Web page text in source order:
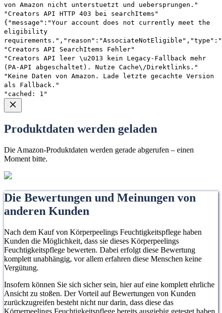
von Amazon nicht unterstuetzt und uebersprungen."
"Creators API HTTP 403 bei searchItems"
{"message":"Your account does not currently meet the
eligibility
"Creators API SearchItems Fehler"
"Creators API leer \u2013 kein Legacy-Fallback mehr
(PA-API abgeschaltet). Nutze Cache\/Direktlinks."
"Keine Daten von Amazon. Lade letzte gecachte Version
als Fallback."
"cached: 1"
Produktdaten werden geladen
Die Amazon-Produktdaten werden gerade abgerufen – einen
Moment bitte.
Die Bewertungen und Meinungen von
anderen Kunden
Nach dem Kauf von Körperpeelings Feuchtigkeitspflege haben
Kunden die Möglichkeit, dass sie dieses Körperpeelings
Feuchtigkeitspflege bewerten. Dabei erfolgt diese Bewertung
komplett unabhängig, vor allem erfahren diese Menschen keine
Vergütung.
Insofern können Sie sich sicher sein, hier auf eine komplett ehrliche
Ansicht zu stoßen. Der Vorteil auf Bewertungen von Kunden
zurückzugreifen besteht nicht nur darin, dass diese das
Körperpeelings Feuchtigkeitspflege bereits ausgiebig getestet haben,